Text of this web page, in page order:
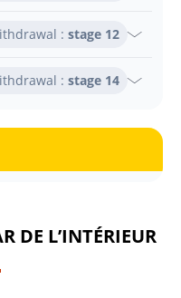
: stage 12
: stage 14
DE L’INTÉRIEUR